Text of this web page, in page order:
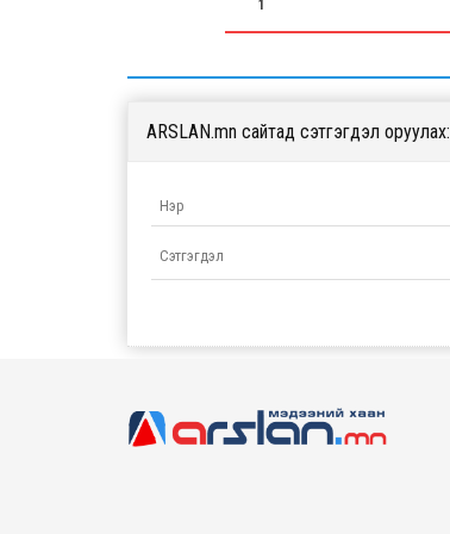
1
ARSLAN.mn сайтад сэтгэгдэл оруулах: